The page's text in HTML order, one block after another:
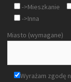
->Mieszkanie
->Inna
Miasto (wymagane)
Wyrażam zgodę